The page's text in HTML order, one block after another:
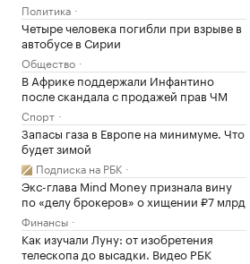
Политика
Четыре человека погибли при взрыве в
автобусе в Сирии
Общество
В Африке поддержали Инфантино
после скандала с продажей прав ЧМ
Спорт
Запасы газа в Европе на минимуме. Что
будет зимой
Подписка на РБК
Экс-глава Mind Money признала вину
по «делу брокеров» о хищении ₽7 млрд
Финансы
Как изучали Луну: от изобретения
телескопа до высадки. Видео РБК